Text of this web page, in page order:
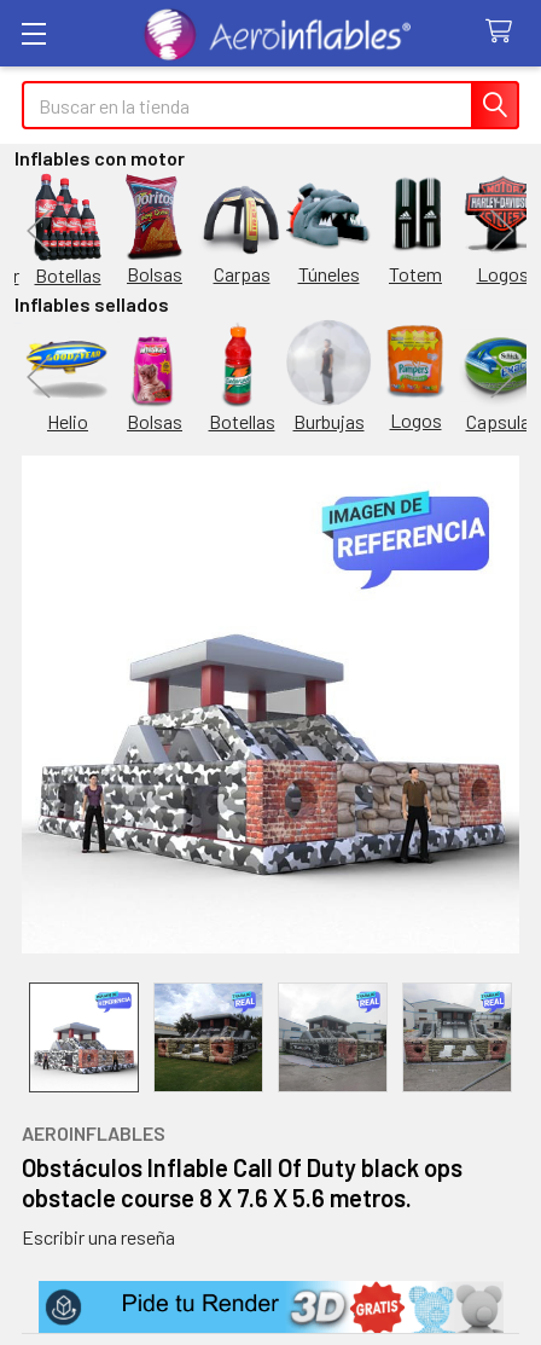
Buscar
Inflables con motor
Botellas Bolsas Carpas Túneles Totem
Logos
Inflables sellados
Helio Bolsas Botellas Burbujas Logos Capsulas
AEROINFLABLES
Obstáculos Inflable Call Of Duty black ops
obstacle course 8 X 7.6 X 5.6 metros.
Escribir una reseña